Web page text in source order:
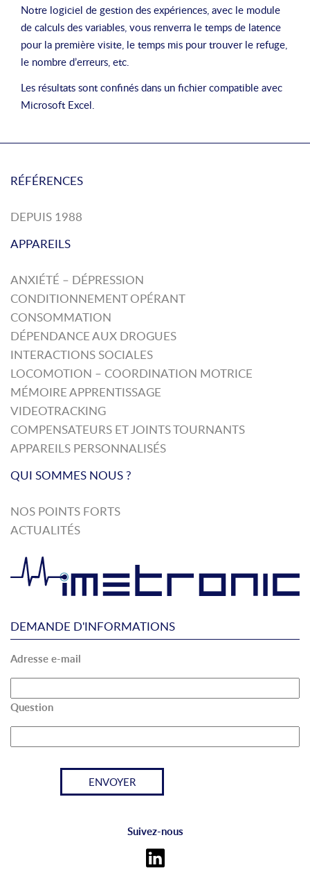
Notre logiciel de gestion des expériences, avec le module
de calculs des variables, vous renverra le temps de latence
pour la première visite, le temps mis pour trouver le refuge,
le nombre d’erreurs, etc.
Les résultats sont confinés dans un fichier compatible avec
Microsoft Excel.
RÉFÉRENCES
DEPUIS 1988
APPAREILS
ANXIÉTÉ – DÉPRESSION
CONDITIONNEMENT OPÉRANT
CONSOMMATION
DÉPENDANCE AUX DROGUES
INTERACTIONS SOCIALES
LOCOMOTION – COORDINATION MOTRICE
MÉMOIRE APPRENTISSAGE
VIDEOTRACKING
COMPENSATEURS ET JOINTS TOURNANTS
APPAREILS PERSONNALISÉS
QUI SOMMES NOUS ?
NOS POINTS FORTS
ACTUALITÉS
DEMANDE D'INFORMATIONS
Adresse e-mail
Question
Suivez-nous